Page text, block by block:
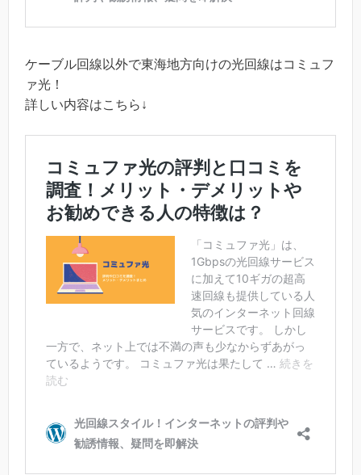
ケーブル回線以外で東海地方向けの光回線はコミュフ
ァ光！
詳しい内容はこちら↓